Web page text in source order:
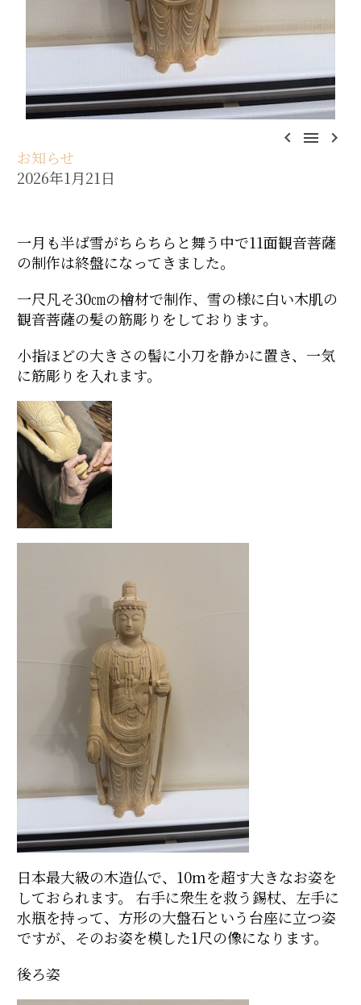
  
お知らせ
2026年1月21日
一月も半ば雪がちらちらと舞う中で11面観音菩薩
の制作は終盤になってきました。
一尺凡そ30㎝の檜材で制作、雪の様に白い木肌の
観音菩薩の髪の筋彫りをしております。
小指ほどの大きさの髻に小刀を静かに置き、一気
に筋彫りを入れます。
日本最大級の木造仏で、10mを超す大きなお姿を
しておられます。 右手に衆生を救う錫杖、左手に
水瓶を持って、方形の大盤石という台座に立つ姿
ですが、そのお姿を模した1尺の像になります。
後ろ姿